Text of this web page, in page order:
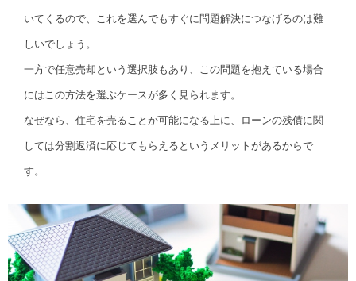
いてくるので、これを選んでもすぐに問題解決につなげるのは難
しいでしょう。
一方で任意売却という選択肢もあり、この問題を抱えている場合
にはこの方法を選ぶケースが多く見られます。
なぜなら、住宅を売ることが可能になる上に、ローンの残債に関
しては分割返済に応じてもらえるというメリットがあるからで
す。